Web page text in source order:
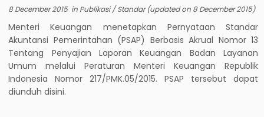
8 December 2015in Publikasi/Standar(updated on 8 December 2015)
Menteri Keuangan menetapkan Pernyataan Standar
Akuntansi Pemerintahan (PSAP) Berbasis Akrual Nomor 13
Tentang Penyajian Laporan Keuangan Badan Layanan
Umum melalui Peraturan Menteri Keuangan Republik
Indonesia Nomor 217/PMK.05/2015. PSAP tersebut dapat
diunduh disini.